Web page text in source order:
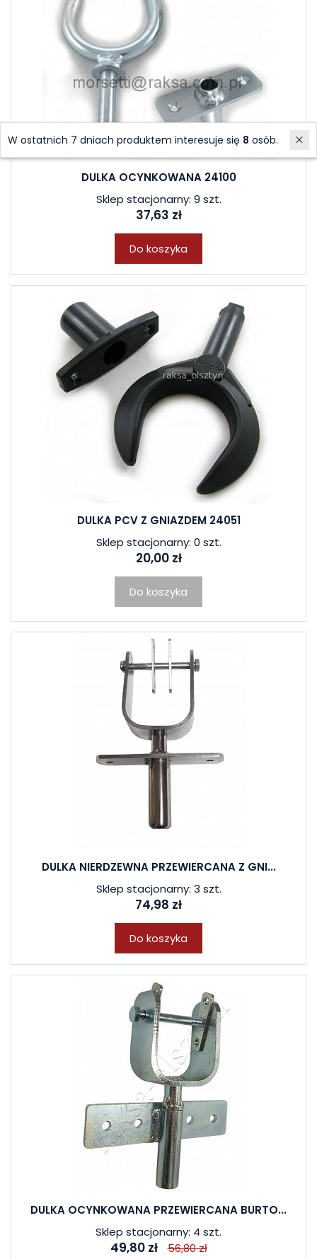
DULKA OCYNKOWANA 24100
Sklep stacjonarny: 9 szt.
37,63 zł
Do koszyka
DULKA PCV Z GNIAZDEM 24051
Sklep stacjonarny: 0 szt.
20,00 zł
Do koszyka
DULKA NIERDZEWNA PRZEWIERCANA Z GNI...
Sklep stacjonarny: 3 szt.
74,98 zł
Do koszyka
DULKA OCYNKOWANA PRZEWIERCANA BURTO...
Sklep stacjonarny: 4 szt.
49,80 zł 56,80 zł
W ostatnich 7 dniach produktem interesuje się 8 osób.